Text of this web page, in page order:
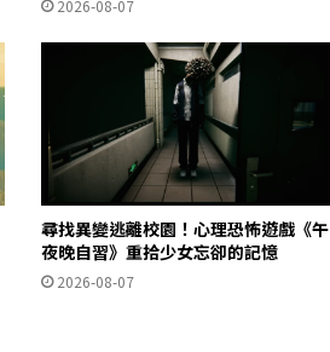
2026-08-07
尋找異變逃離校園！心理恐怖遊戲《午
夜晚自習》重拾少女忘卻的記憶
2026-08-07